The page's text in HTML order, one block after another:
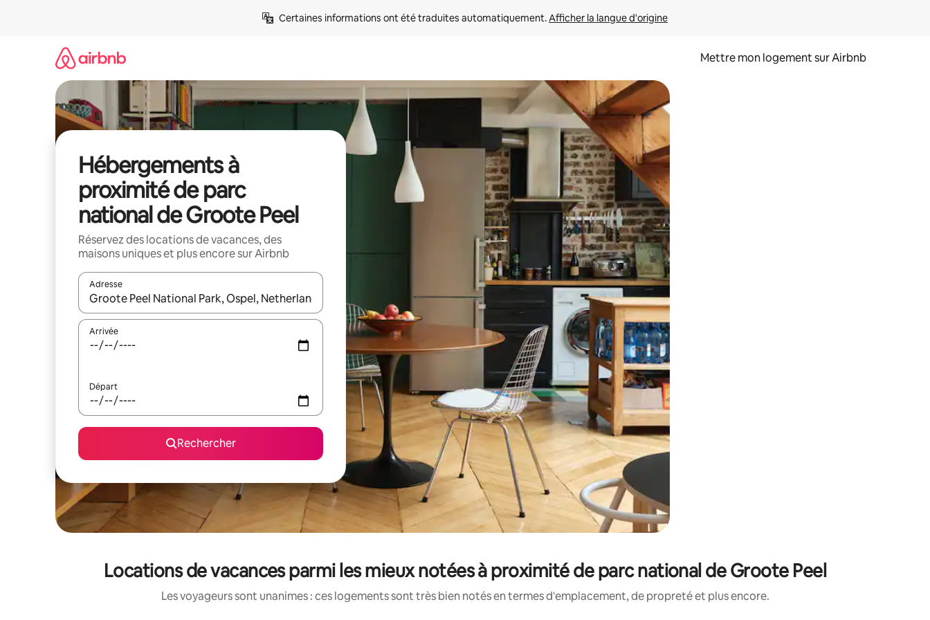
Certaines informations ont été traduites automatiquement. Afficher la langue d'origine
Mettre mon logement sur Airbnb
Hébergements à
proximité de parc
national de Groote Peel
Réservez des locations de vacances, des
maisons uniques et plus encore sur Airbnb
Adresse
Lorsque les résultats s'affichent, utilisez les flèches vers le haut et vers le bas pour les parcourir ou en appuyant et en faisant glisser.
Arrivée
Départ
Rechercher
Locations de vacances parmi les mieux notées à proximité de parc national de Groote Peel
Les voyageurs sont unanimes : ces logements sont très bien notés en termes d'emplacement, de propreté et plus encore.